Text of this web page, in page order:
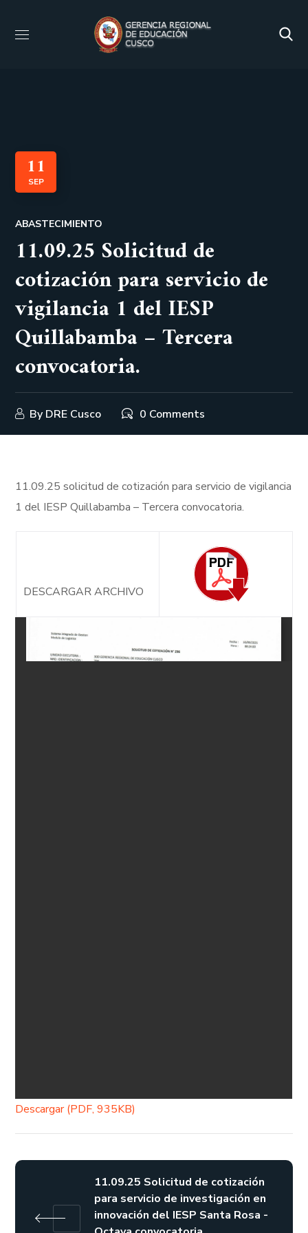
11
SEP
ABASTECIMIENTO
11.09.25 Solicitud de
cotización para servicio de
vigilancia 1 del IESP
Quillabamba – Tercera
convocatoria.
By DRE Cusco 0 Comments
11.09.25 solicitud de cotización para servicio de vigilancia
1 del IESP Quillabamba – Tercera convocatoria.
DESCARGAR ARCHIVO
Descargar (PDF, 935KB)
11.09.25 Solicitud de cotización
para servicio de investigación en
innovación del IESP Santa Rosa -